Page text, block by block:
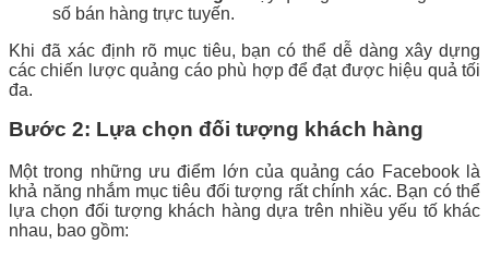
số bán hàng trực tuyến.
Khi đã xác định rõ mục tiêu, bạn có thể dễ dàng xây dựng
các chiến lược quảng cáo phù hợp để đạt được hiệu quả tối
đa.
Bước 2: Lựa chọn đối tượng khách hàng
Một trong những ưu điểm lớn của quảng cáo Facebook là
khả năng nhắm mục tiêu đối tượng rất chính xác. Bạn có thể
lựa chọn đối tượng khách hàng dựa trên nhiều yếu tố khác
nhau, bao gồm: